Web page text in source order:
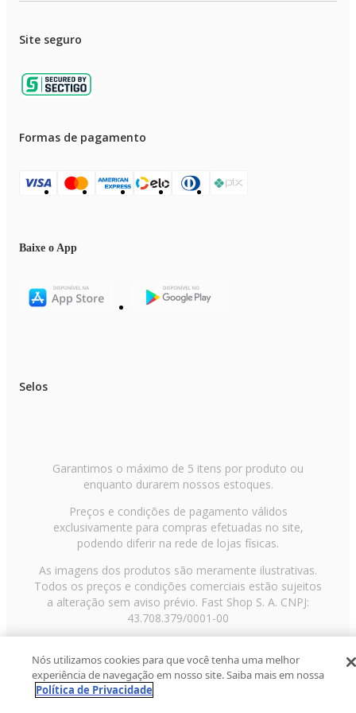
Site seguro
Formas de pagamento
Baixe o App
Selos
Garantimos o máximo de 5 itens por produto ou
enquanto durarem nossos estoques.
Preços e condições de pagamento válidos
exclusivamente para compras efetuadas no site,
podendo diferir na rede de lojas físicas.
As imagens dos produtos são meramente ilustrativas.
Todos os preços e condições comerciais estão sujeitos
a alteração sem aviso prévio. Fast Shop S. A. CNPJ:
43.708.379/0001-00
Paulo/SP, CEP 02029-001, Telefone: 11 3003-3728 ©
2013 Fast Shop - Todos os direitos reservadosRF
Nós utilizamos cookies para que você tenha uma melhor
experiência de navegação em nosso site. Saiba mais em nossa
Política de Privacidade